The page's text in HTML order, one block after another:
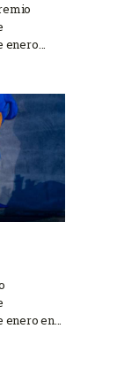
enero…
enero en…